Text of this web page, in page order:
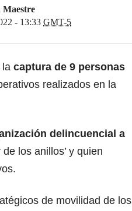
Maestre
- 13:33 GMT-5
captura de 9 personas
realizados en la
delincuencial a
los anillos’ y quien
de movilidad de los